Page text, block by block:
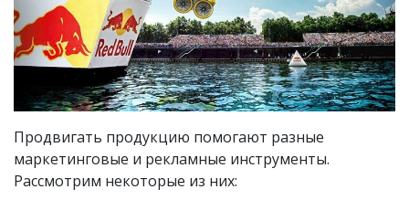
Продвигать продукцию помогают разные
маркетинговые и рекламные инструменты.
Рассмотрим некоторые из них: